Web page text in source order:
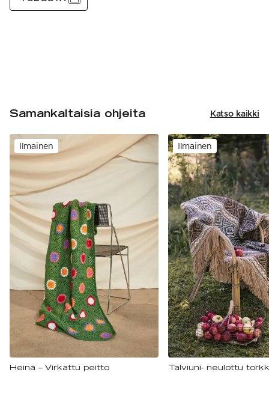
Samankaltaisia ohjeita Katso kaikki
Ilmainen
Heinä – Virkattu peitto
Ilmainen
Talviuni- neulottu